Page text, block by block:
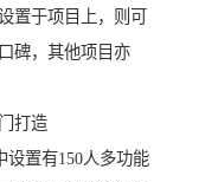
置于项目上，则可
碑，其他项目亦
打造
设置有150人多功能